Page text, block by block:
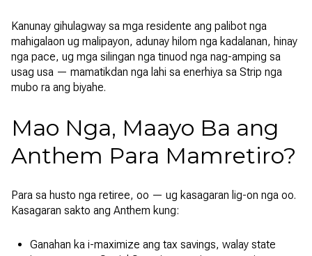
Kanunay gihulagway sa mga residente ang palibot nga
mahigalaon ug malipayon, adunay hilom nga kadalanan, hinay
nga pace, ug mga silingan nga tinuod nga nag-amping sa
usag usa — mamatikdan nga lahi sa enerhiya sa Strip nga
mubo ra ang biyahe.
Mao Nga, Maayo Ba ang
Anthem Para Mamretiro?
Para sa husto nga retiree, oo — ug kasagaran lig-on nga oo.
Kasagaran sakto ang Anthem kung:
Ganahan ka i-maximize ang tax savings, walay state